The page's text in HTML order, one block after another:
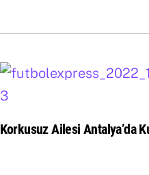
Korkusuz Ailesi Antalya’da